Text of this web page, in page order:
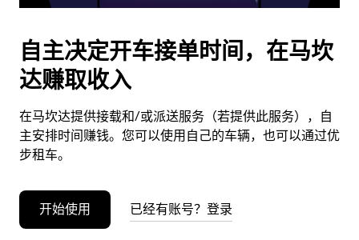
闭
日
历。
自主决定开车接单时间，在马坎
达赚取收入
在马坎达提供接载和/或派送服务（若提供此服务），自
主安排时间赚钱。您可以使用自己的车辆，也可以通过优
步租车。
开始使用 已经有账号？登录